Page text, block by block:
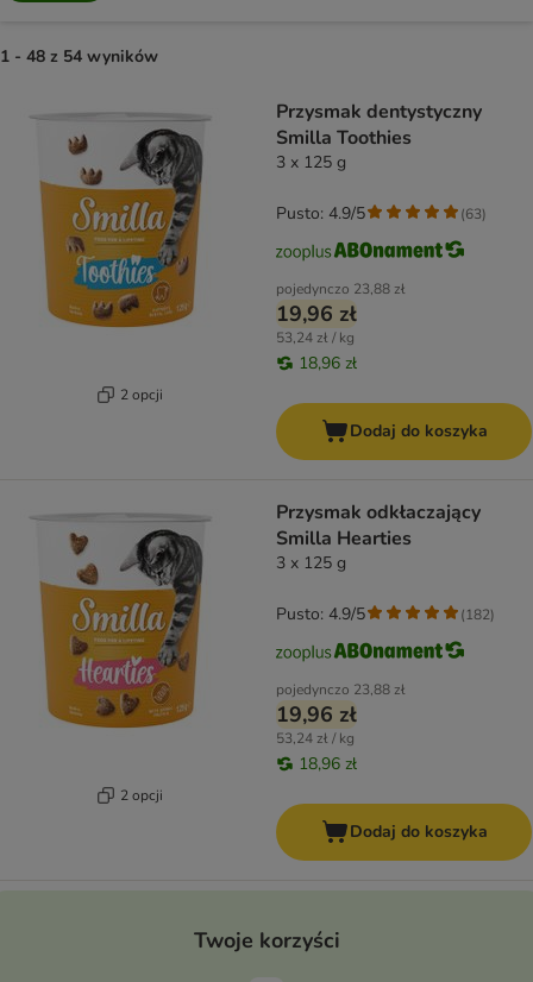
1 - 48 z 54 wyników
2 opcji
Przysmak dentystyczny
Smilla Toothies
3 x 125 g
pojedynczo 23,88 zł
19,96 zł
53,24 zł / kg
18,96 zł
Pusto: 4.9/5 (63)
Dodaj do koszyka
2 opcji
Przysmak odkłaczający
Smilla Hearties
3 x 125 g
pojedynczo 23,88 zł
19,96 zł
53,24 zł / kg
18,96 zł
Pusto: 4.9/5 (182)
Dodaj do koszyka
Twoje korzyści